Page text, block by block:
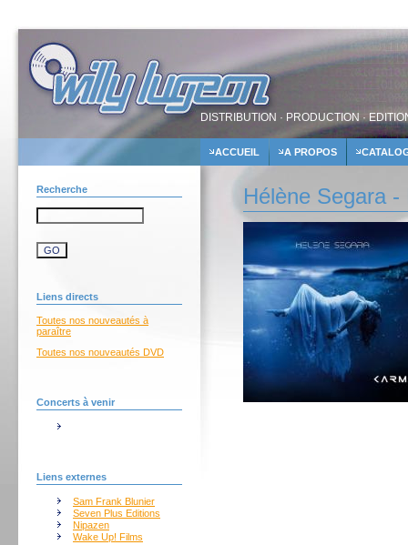
DISTRIBUTION · PRODUCTION ·
ACCUEIL A PROPOS
Recherche
Liens directs
Toutes nos nouveautés à
paraître
Toutes nos nouveautés DVD
Concerts à venir
Liens externes
Sam Frank Blunier
Seven Plus Editions
Nipazen
Wake Up! Films
Hélène Segara